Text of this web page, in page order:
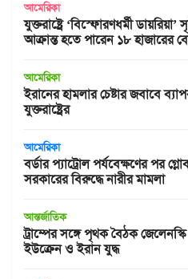
আমেরিকা
যুক্তরাষ্ট্রে ‘বিস্ফোরণধর্মী ডায়রিয়া’
আক্রান্ত হতে পারেন ১৮ হাজারের
আমেরিকা
ইরানের হামলার চেষ্টার জবাবে
যুক্তরাষ্ট্রের
আমেরিকা
বর্ডার প্যাট্রোল পর্যবেক্ষণের পর
সরকারের বিরুদ্ধে নারীর মামলা
আন্তর্জাতিক
ট্রাম্পের সঙ্গে পৃথক বৈঠক
ইউক্রেন ও ইরান যুদ্ধ